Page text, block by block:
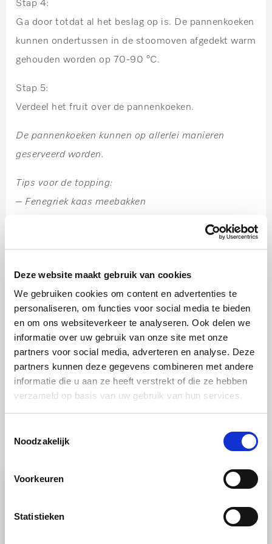
Deze website maakt gebruik van cookies
We gebruiken cookies om content en advertenties te
personaliseren, om functies voor social media te bieden
en om ons websiteverkeer te analyseren. Ook delen we
informatie over uw gebruik van onze site met onze
partners voor social media, adverteren en analyse. Deze
partners kunnen deze gegevens combineren met andere
informatie die u aan ze heeft verstrekt of die ze hebben
verzameld op basis van uw gebruik van hun services.
Noodzakelijk
Voorkeuren
Statistieken
Stap 4:
Ga door totdat al het beslag op is. De pannenkoeken
kunnen ondertussen in de stoomoven afgedekt warm
gehouden worden op 70-90 °C.
Stap 5:
Verdeel het fruit over de pannenkoeken.
De pannenkoeken kunnen op allerlei manieren
geserveerd worden.
Tips voor de topping:
– Fenegriek kaas meebakken
– Gedroogde ham, Parmezaanse kaas en rucola
– Fijngesneden rode biet, dille, yoghurt en
– Vanilleroom
Ook lekker